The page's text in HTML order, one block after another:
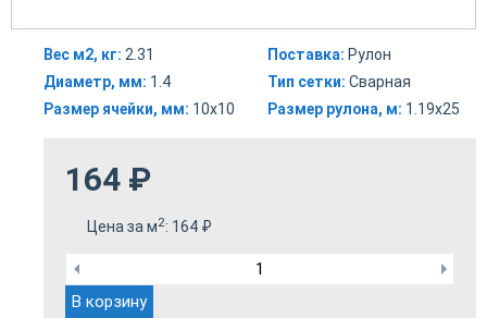
Вес м2, кг: 2.31
Диаметр, мм: 1.4
Размер ячейки, мм: 10х10
Поставка: Рулон
Тип сетки: Сварная
Размер рулона, м: 1.19х25
164 ₽
Цена за м2: 164 ₽
В корзину